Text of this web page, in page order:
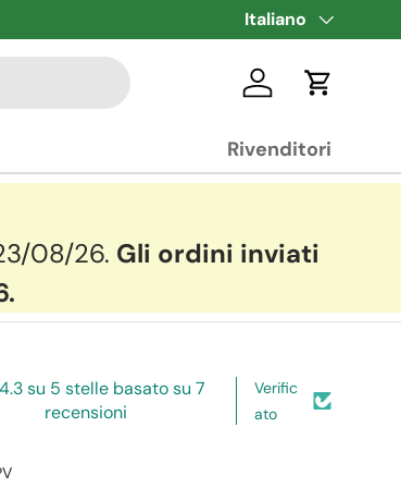
Lingua
Italiano
AccediCarrello
Rivenditori
08/26. Gli ordini inviati
su 5 stelle basato su 7
recensioni
Verific
ato